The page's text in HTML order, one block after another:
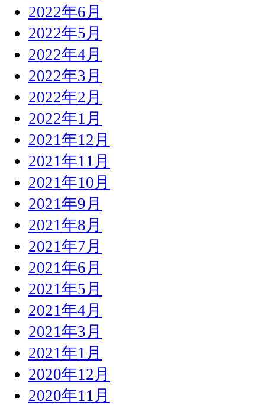
2022年6月
2022年5月
2022年4月
2022年3月
2022年2月
2022年1月
2021年12月
2021年11月
2021年10月
2021年9月
2021年8月
2021年7月
2021年6月
2021年5月
2021年4月
2021年3月
2021年1月
2020年12月
2020年11月